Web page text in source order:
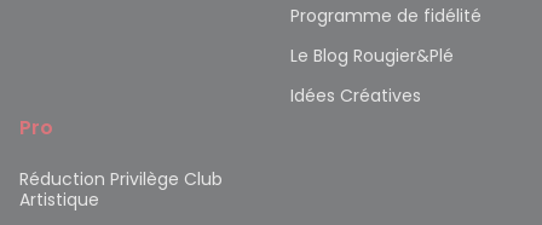
Programme de fidélité
Le Blog Rougier&Plé
Idées Créatives
Pro
Réduction Privilège Club
Artistique